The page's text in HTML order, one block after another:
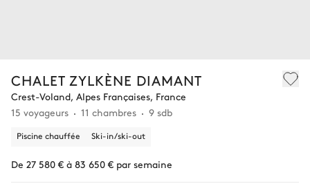
CHALET ZYLKÈNE DIAMANT
Crest-Voland, Alpes Françaises, France
15 voyageurs
11 chambres 9 sdb
Piscine chauffée Ski-in/ski-out
De 27 580 € à 83 650 € par semaine